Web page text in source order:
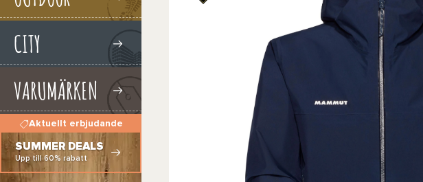
CITY
VARUMÄRKEN
Aktuellt erbjudande
SUMMER DEALS
Upp till 60% rabatt